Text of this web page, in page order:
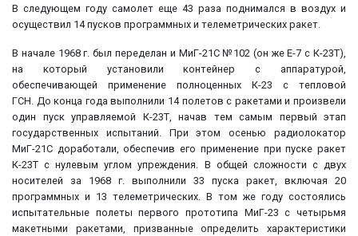
В следующем году самолет еще 43 раза поднимался в воздух и
осуществил 14 пусков программных и телеметрических ракет.
В начале 1968 г. был переделан и МиГ-21С №102 (он же Е-7 с К-23Т),
на который установили контейнер с аппаратурой,
обеспечивающей применение полноценных К-23 с тепловой
ГСН. До конца года выполнили 14 полетов с ракетами и произвели
один пуск управляемой К-23Т, начав тем самым первый этап
государственных испытаний. При этом осенью радиолокатор
МиГ-21С доработали, обеспечив его применение при пуске ракет
К-23Т с нулевым углом упреждения. В общей сложности с двух
носителей за 1968 г. выполнили 33 пуска ракет, включая 20
программных и 13 телеметрических. В том же году состоялись
испытательные полеты первого прототипа МиГ-23 с четырьмя
макетными ракетами, призванные определить характеристики